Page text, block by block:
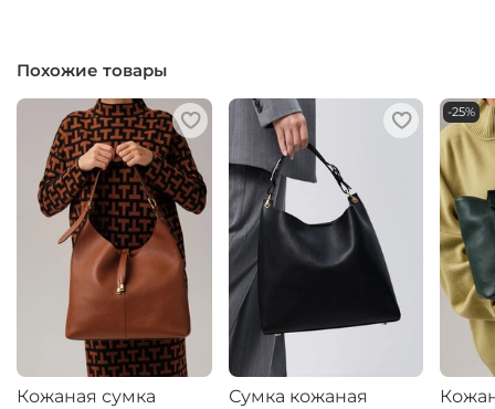
Похожие товары
Кожаная сумка
Сумка кожаная
-25%